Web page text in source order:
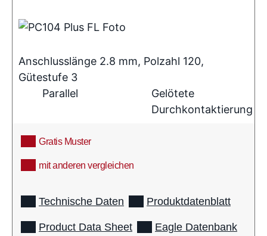
Anschlusslänge 2.8 mm, Polzahl 120,
Gütestufe 3
Parallel
Gelötete
Durchkontaktierung
Gratis Muster
mit anderen vergleichen
Technische Daten Produktdatenblatt
Product Data Sheet Eagle Datenbank